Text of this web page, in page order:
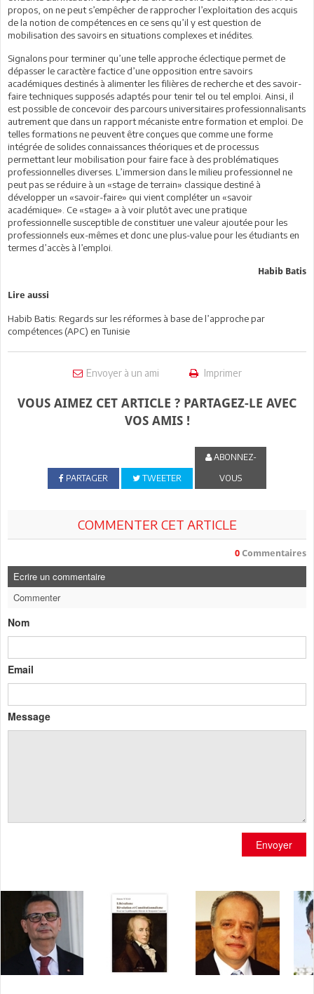
propos, on ne peut s’empêcher de rapprocher l’exploitation des acquis
de la notion de compétences en ce sens qu’il y est question de
mobilisation des savoirs en situations complexes et inédites.
Signalons pour terminer qu’une telle approche éclectique permet de
dépasser le caractère factice d’une opposition entre savoirs
académiques destinés à alimenter les filières de recherche et des savoir-
faire techniques supposés adaptés pour tenir tel ou tel emploi. Ainsi, il
est possible de concevoir des parcours universitaires professionnalisants
autrement que dans un rapport mécaniste entre formation et emploi. De
telles formations ne peuvent être conçues que comme une forme
intégrée de solides connaissances théoriques et de processus
permettant leur mobilisation pour faire face à des problématiques
professionnelles diverses. L’immersion dans le milieu professionnel ne
peut pas se réduire à un «stage de terrain» classique destiné à
développer un «savoir-faire» qui vient compléter un «savoir
académique». Ce «stage» a à voir plutôt avec une pratique
professionnelle susceptible de constituer une valeur ajoutée pour les
professionnels eux-mêmes et donc une plus-value pour les étudiants en
termes d’accès à l’emploi.
Habib Batis
Lire aussi
Habib Batis: Regards sur les réformes à base de l’approche par
compétences (APC) en Tunisie
Envoyer à un ami Imprimer
VOUS AIMEZ CET ARTICLE ? PARTAGEZ-LE AVEC
VOS AMIS !
PARTAGER TWEETER
ABONNEZ-
VOUS
COMMENTER CET ARTICLE
0 Commentaires
Ecrire un commentaire
Commenter
Nom
Email
Message
Envoyer